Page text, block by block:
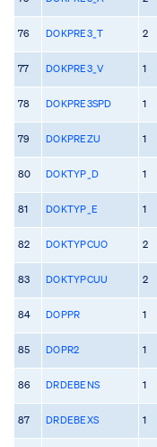
76 DOKPRE3_T 2
77 DOKPRE3_V 1
78 DOKPRE3SPD 1
79 DOKPREZU 1
80 DOKTYP_D 1
81 DOKTYP_E 1
82 DOKTYPCUO 2
83 DOKTYPCUU 2
84 DOPPR 1
85 DOPR2 1
86 DRDEBENS 1
87 DRDEBEXS 1